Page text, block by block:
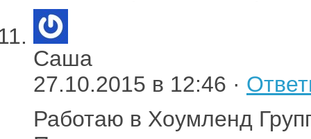
Саша
27.10.2015 в 12:46 ·
Работаю в Хоумленд